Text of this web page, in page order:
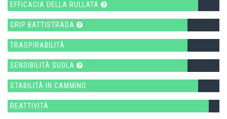
EFFICACIA DELLA RULLATA
GRIP BATTISTRADA
TRASPIRABILITÀ
SENSIBILITÀ SUOLA
STABILITÀ IN CAMMINO
REATTIVITÀ